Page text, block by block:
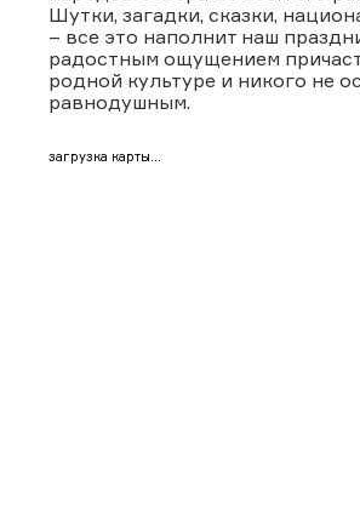
Шутки, загадки, сказки,
– все это наполнит наш
радостным ощущением
родной культуре и никого не
равнодушным.
загрузка карты...